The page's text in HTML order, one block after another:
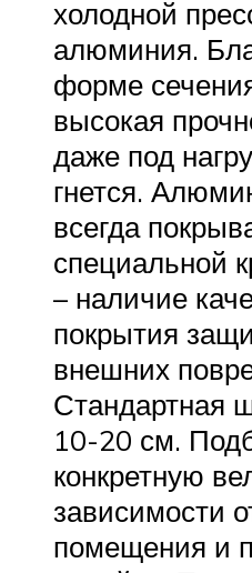
холодной
алюминия.
форме
высокая
даже под
гнется.
всегда
специальной
– наличие
покрытия
внешних
Стандартная
10-20 см.
конкретную
зависимости
помещения и